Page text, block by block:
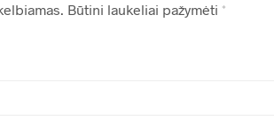
Būtini laukeliai pažymėti *